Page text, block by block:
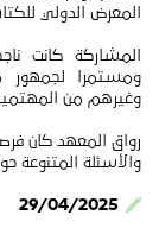
المعرض الدولي للكتاب
المشاركة كانت
ومستمرا لجمهور
وغيرهم من المهتمين
رواق المعهد كان
والأسئلة المتنوعة
29/04/2025